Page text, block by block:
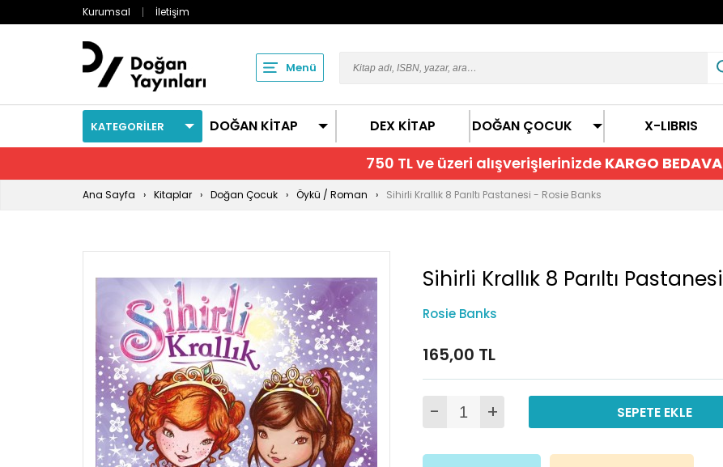
Kurumsal İletişim
Menü
KATEGORİLER DOĞAN KİTAP DEX KİTAP DOĞAN ÇOCUK X-LIBRIS
750 TL ve üzeri alışverişlerinizde KARGO BEDAVA
Ana Sayfa Kitaplar Doğan Çocuk Öykü / Roman Sihirli Krallık 8 Parıltı Pastanesi - Rosie Banks
Sihirli Krallık 8 Parıltı Pastanesi
Rosie Banks
165,00 TL
- + SEPETE EKLE